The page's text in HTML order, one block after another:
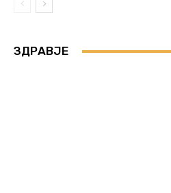
ЗДРАВЈЕ